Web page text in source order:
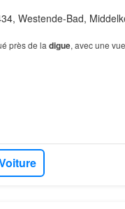
Westende-Bad,
près de la digue, avec une